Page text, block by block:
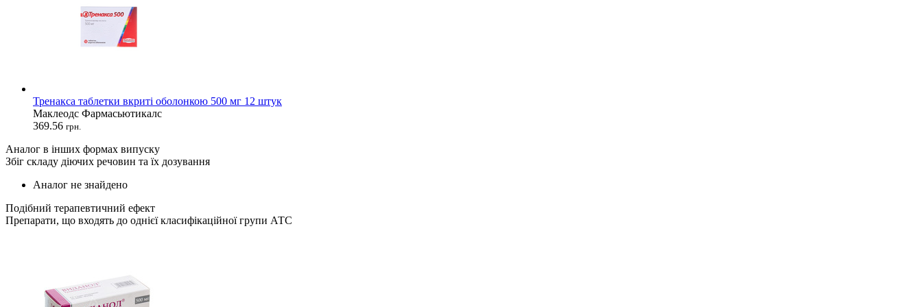
Тренакса таблетки вкриті оболонкою 500 мг 12 штук
Маклеодс Фармасьютикалс
369.56 грн.
Аналог в інших формах випуску
Збіг складу діючих речовин та їх дозування
Аналог не знайдено
Подібний терапевтичний ефект
Препарати, що входять до однієї класифікаційної групи АТС